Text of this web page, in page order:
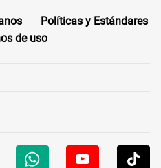
Políticas y Estándares
de uso